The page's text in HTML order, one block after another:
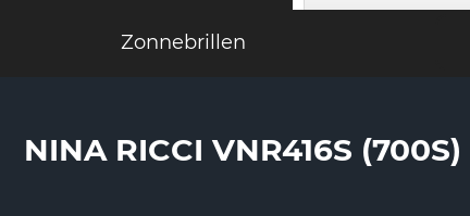
Zonnebrillen
NINA RICCI VNR416S (700S)